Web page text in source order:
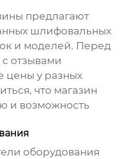
предлагают
шлифовальных
и моделей. Перед
отзывами
цены у разных
что магазин
и возможность
оборудования